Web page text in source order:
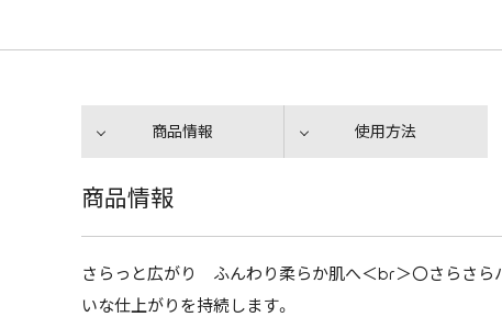
商品情報 使用方法
商品情報
さらっと広がり ふんわり柔らか肌へ＜br＞〇さらさら
いな仕上がりを持続します。